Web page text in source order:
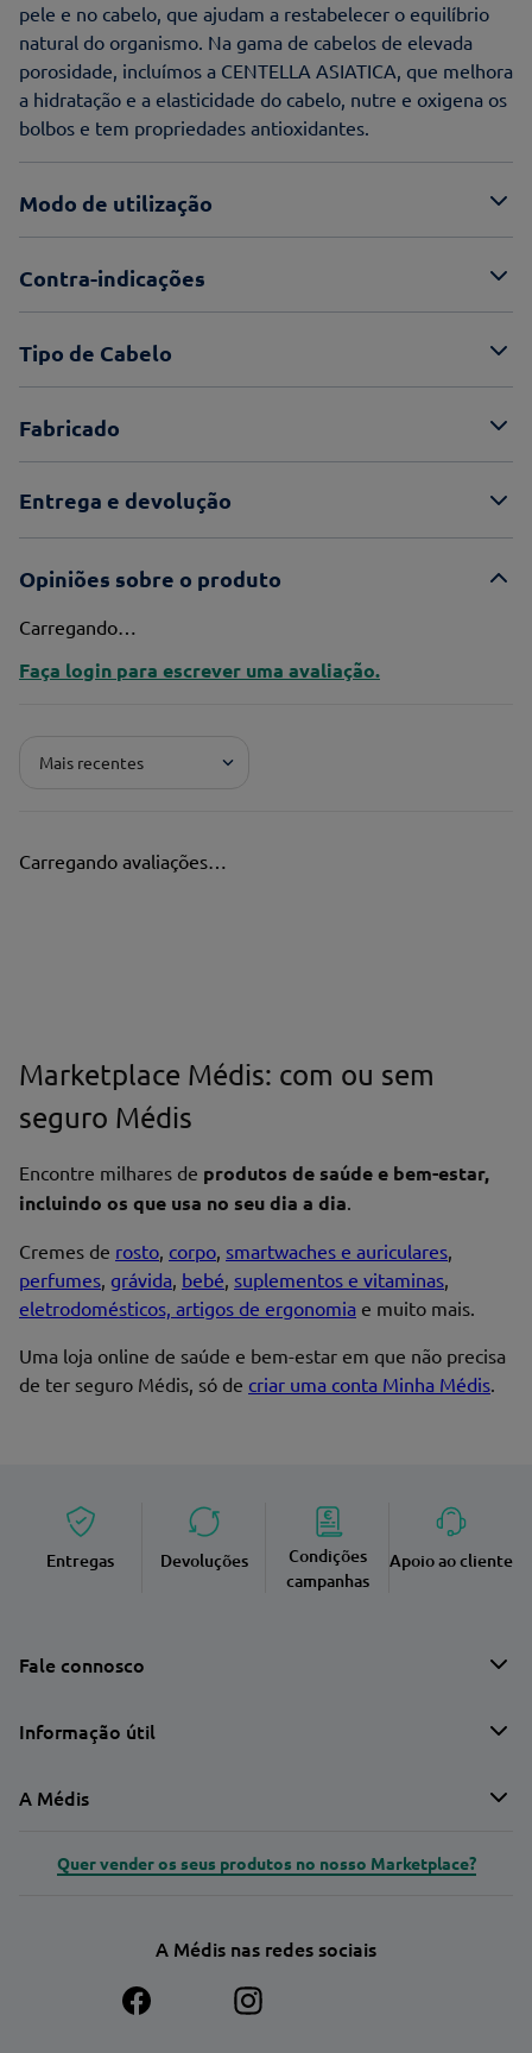
pele e no cabelo, que ajudam a restabelecer o equilíbrio
natural do organismo. Na gama de cabelos de elevada
porosidade, incluímos a CENTELLA ASIATICA, que melhora
a hidratação e a elasticidade do cabelo, nutre e oxigena os
bolbos e tem propriedades antioxidantes.
Modo de utilização
Contra-indicações
Tipo de Cabelo
Fabricado
Entrega e devolução
Opiniões sobre o produto
Carregando…
Faça login para escrever uma avaliação.
Mais recentes
Carregando avaliações…
Marketplace Médis: com ou sem
seguro Médis
Encontre milhares de produtos de saúde e bem-estar,
incluindo os que usa no seu dia a dia.
Cremes de rosto, corpo, smartwaches e auriculares,
perfumes, grávida, bebé, suplementos e vitaminas,
eletrodomésticos, artigos de ergonomia e muito mais.
Uma loja online de saúde e bem-estar em que não precisa
de ter seguro Médis, só de criar uma conta Minha Médis.
Entregas Devoluções
Condições
campanhas
Apoio ao cliente
Fale connosco
Informação útil
A Médis
Quer vender os seus produtos no nosso Marketplace?
A Médis nas redes sociais